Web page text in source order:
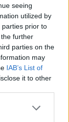
seeing
utilized by
parties prior to
further
parties on the
may
IAB’s List of
it to other
at Sea
Norsafe på
sier i en
at